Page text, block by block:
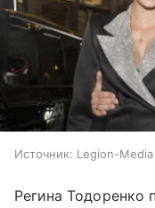
Источник: Legion-Media
Регина Тодоренко